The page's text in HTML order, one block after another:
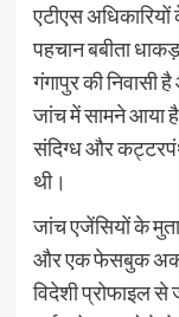
एटीएस
पहचान बबीता
गंगापुर की निवासी
जांच में सामने आया
संदिग्ध और
थी।
जांच एजेंसियों के
और एक फेसबुक
विदेशी प्रोफाइल